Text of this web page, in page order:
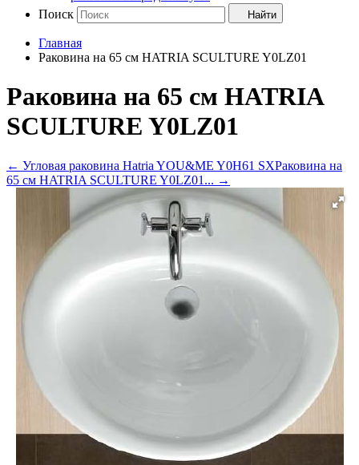
Поиск
Найти
Главная
Раковина нa 65 см HATRIA SCULTURE Y0LZ01
Раковина нa 65 см HATRIA
SCULTURE Y0LZ01
← Угловая раковина Hatria YOU&ME Y0H61 SXРаковина на
65 см HATRIA SCULTURE Y0LZ01... →